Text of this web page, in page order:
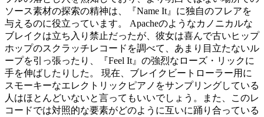
ソース素材の探索の精神は、『Name It』に独自のフレアを
与えるのに役立っています。 Apacheのようなカノニカルな
ブレイクは立ち入り禁止だったが、彼女は喜んで古いヒップ
ホップのスクラッチレコードを調べて、あまり目立たないル
ープを引っ張ったり、『Feel It』の強烈なローズ・リックに
手を伸ばしたりした。 現在、ブレイクビートローラー用に
スモーキーなエレクトリックピアノをサンプリングしている
人はほとんどいないと言ってもいいでしょう。また、このレ
コードでは対照的な要素がどのように互いに踊り合っている